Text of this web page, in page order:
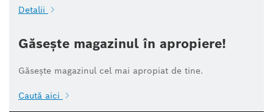
Detalii
Găsește magazinul în apropiere!
Găsește magazinul cel mai apropiat de tine.
Caută aici